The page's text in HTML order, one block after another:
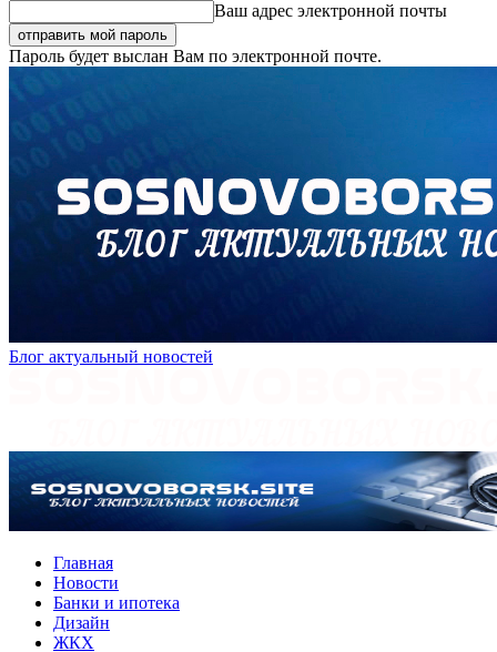
Ваш адрес электронной почты
Пароль будет выслан Вам по электронной почте.
Блог актуальный новостей
Главная
Новости
Банки и ипотека
Дизайн
ЖКХ